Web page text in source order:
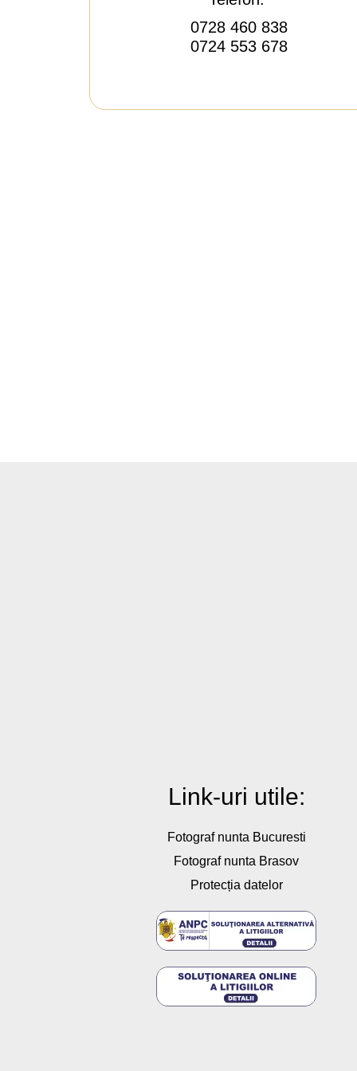
0728 460 838
0724 553 678
Link-uri utile:
Fotograf nunta Bucuresti
Fotograf nunta Brasov
Protecția datelor